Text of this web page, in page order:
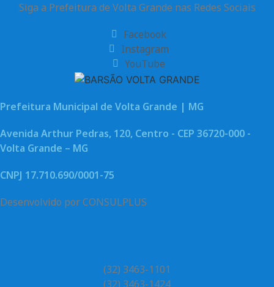
Siga a Prefeitura de Volta Grande nas Redes Sociais
Facebook
Instagram
YouTube
Prefeitura Municipal de Volta Grande | MG
Avenida Arthur Pedras, 120, Centro - CEP 36720-000 -
Volta Grande – MG
CNPJ 17.710.690/0001-75
Desenvolvido por CONSULPLUS
(32) 3463-1101
(32) 3463-1424